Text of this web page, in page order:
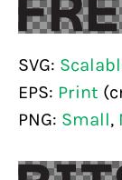
SVG:
EPS: Print
PNG: Small,